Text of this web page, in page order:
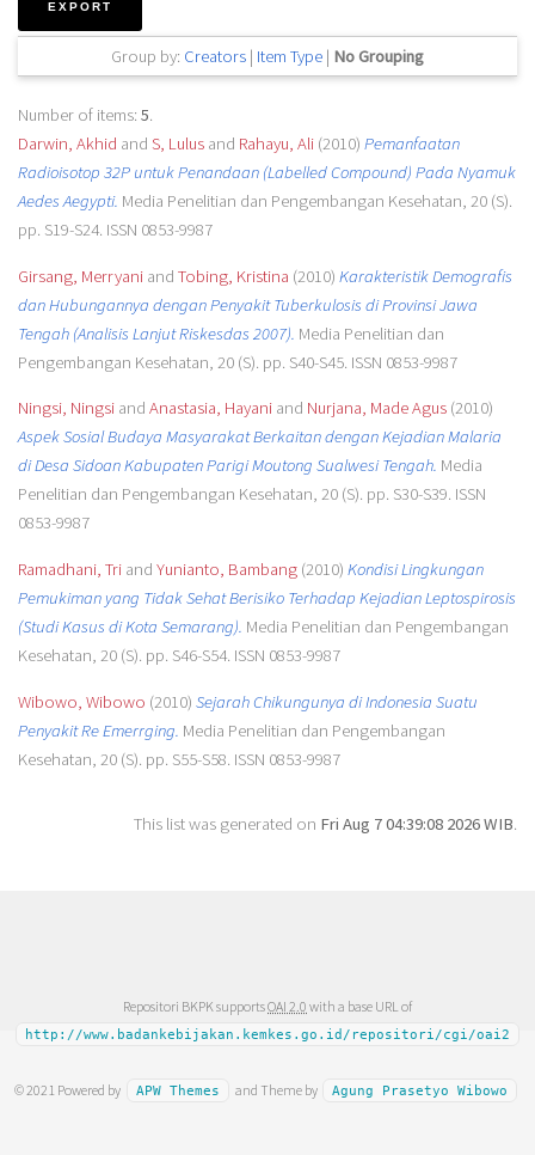
Group by: Creators | Item Type | No Grouping
Number of items: 5.
Darwin, Akhid and S, Lulusand Rahayu, Ali(2010) Pemanfaatan
Radioisotop 32P untuk Penandaan (Labelled Compound) Pada Nyamuk
Aedes Aegypti. Media Penelitian dan Pengembangan Kesehatan, 20 (S).
pp. S19-S24. ISSN 0853-9987
Girsang, Merryaniand Tobing, Kristina (2010) Karakteristik Demografis
dan Hubungannya dengan Penyakit Tuberkulosis di Provinsi Jawa
Tengah (Analisis Lanjut Riskesdas 2007). Media Penelitian dan
Pengembangan Kesehatan, 20 (S). pp. S40-S45. ISSN 0853-9987
Ningsi, Ningsiand Anastasia, Hayaniand Nurjana, Made Agus(2010)
Aspek Sosial Budaya Masyarakat Berkaitan dengan Kejadian Malaria
di Desa Sidoan Kabupaten Parigi Moutong Sualwesi Tengah. Media
Penelitian dan Pengembangan Kesehatan, 20 (S). pp. S30-S39. ISSN
0853-9987
Ramadhani, Triand Yunianto, Bambang(2010) Kondisi Lingkungan
Pemukiman yang Tidak Sehat Berisiko Terhadap Kejadian Leptospirosis
(Studi Kasus di Kota Semarang). Media Penelitian dan Pengembangan
Kesehatan, 20 (S). pp. S46-S54. ISSN 0853-9987
Wibowo, Wibowo (2010) Sejarah Chikungunya di Indonesia Suatu
Penyakit Re Emerrging. Media Penelitian dan Pengembangan
Kesehatan, 20 (S). pp. S55-S58. ISSN 0853-9987
This list was generated on Fri Aug 7 04:39:08 2026 WIB.
Repositori BKPK supportsOAI 2.0 with a base URL of
http://www.badankebijakan.kemkes.go.id/repositori/cgi/oai2
© 2021 Powered by APW Themes and Theme by Agung Prasetyo Wibowo